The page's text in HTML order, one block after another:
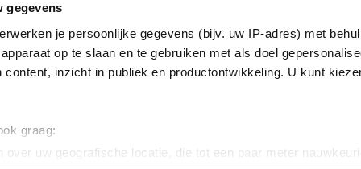
gegevens
je persoonlijke gegevens (bijv. uw IP-adres) met
op te slaan en te gebruiken met als doel
content, inzicht in publiek en productontwikkeling. U kunt
graag:
over uw geografische locatie, die tot een paar meter
die vorige week tijdens een vakantie op Tenerife
werd opgenomen.